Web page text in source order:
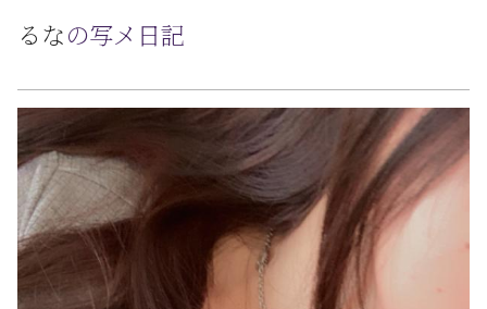
るなの写メ日記